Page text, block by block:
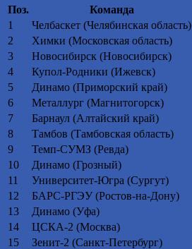
Поз. Команда
1
Челбаскет (Челябинская область)
2
Химки (Московская область)
3
Новосибирск (Новосибирск)
4
Купол-Родники (Ижевск)
5
Динамо (Приморский край)
6
Металлург (Магнитогорск)
7
Барнаул (Алтайский край)
8
Тамбов (Тамбовская область)
9
Темп-СУМЗ (Ревда)
10
Динамо (Грозный)
11
Университет-Югра (Сургут)
12
БАРС-РГЭУ (Ростов-на-Дону)
13
Динамо (Уфа)
14
ЦСКА-2 (Москва)
15
Зенит-2 (Санкт-Петербург)